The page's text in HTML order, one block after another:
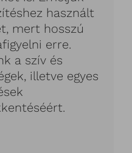
használt
mert hosszú
erre.
a szív és
illetve egyes